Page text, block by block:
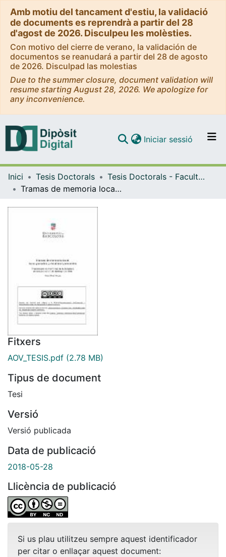
Amb motiu del tancament d'estiu, la validació
de documents es reprendrà a partir del 28
d'agost de 2026. Disculpeu les molèsties.
Con motivo del cierre de verano, la validación de
documentos se reanudará a partir del 28 de agosto
de 2026. Disculpad las molestias
Due to the summer closure, document validation will
resume starting August 28, 2026. We apologize for
any inconvenience.
Navega per tot el DD
Iniciar sessió (current)
Inici Tesis Doctorals
Tesis Doctorals - Facultat - Geografia i Història
Tramas de memoria local: lazos pasados y estallidos presentes. Transmisión de memorias de la dictadura en una población de Santiago de Chile
Fitxers
AOV_TESIS.pdf (2.78 MB)
Tipus de document
Tesi
Versió
Versió publicada
Data de publicació
2018-05-28
Llicència de publicació
Si us plau utilitzeu sempre aquest identificador
per citar o enllaçar aquest document: